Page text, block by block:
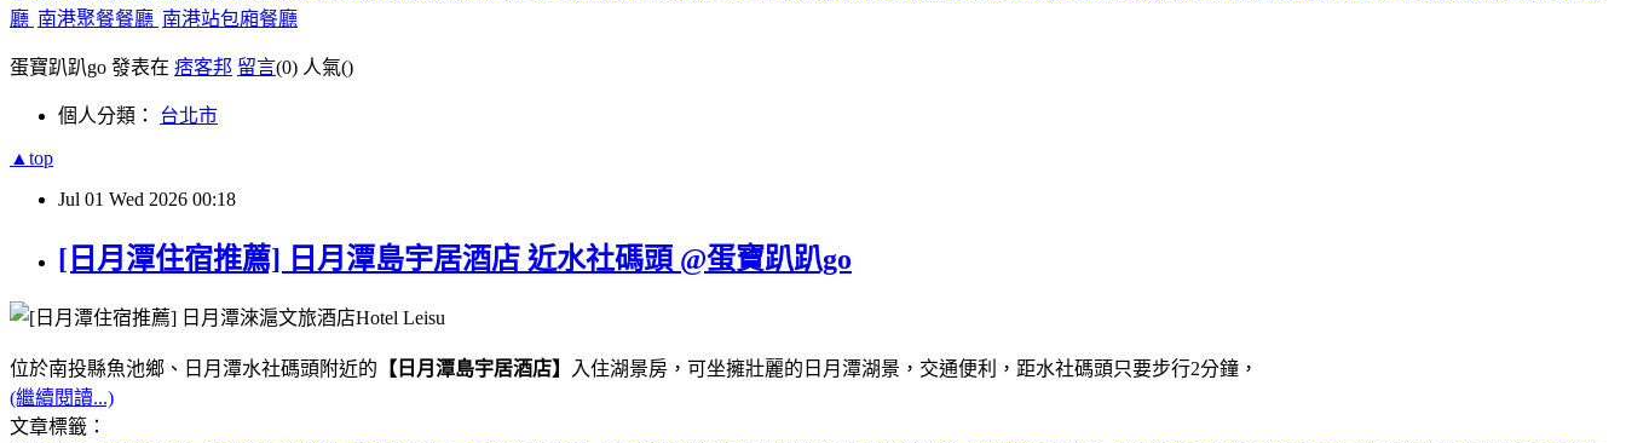
廳 南港聚餐餐廳 南港站包廂餐廳
蛋寶趴趴go 發表在 痞客邦 留言(0) 人氣()
個人分類： 台北市
▲top
Jul 01 Wed 2026 00:18
[日月潭住宿推薦] 日月潭島宇居酒店 近水社碼頭 @蛋寶趴趴go
位於南投縣魚池鄉、日月潭水社碼頭附近的 【日月潭島宇居酒店】
入住湖景房，可坐擁壯麗的日月潭湖景，交通便利，距水社碼頭只要步行2分鐘，
(繼續閱讀...)
文章標籤：